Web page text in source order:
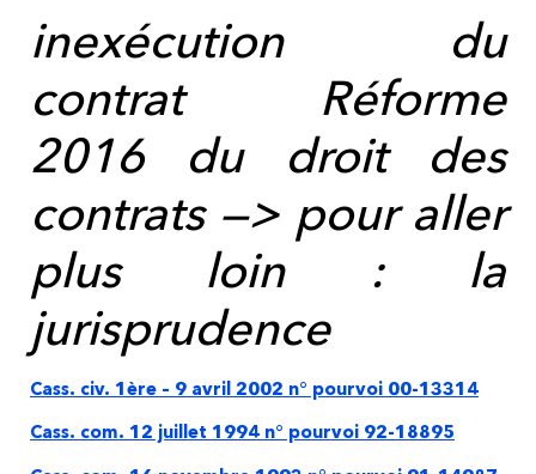
inexécution du
contrat Réforme
2016 du droit des
contrats —> pour aller
plus loin : la
jurisprudence
Cass. civ. 1ère – 9 avril 2002 n° pourvoi 00-13314
Cass. com. 12 juillet 1994 n° pourvoi 92-18895